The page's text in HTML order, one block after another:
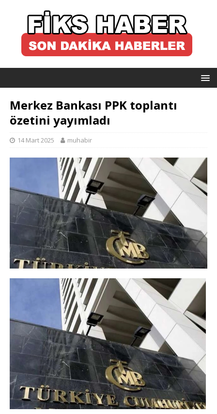
Merkez Bankası PPK toplantı
özetini yayımladı
14 Mart 2025 muhabir